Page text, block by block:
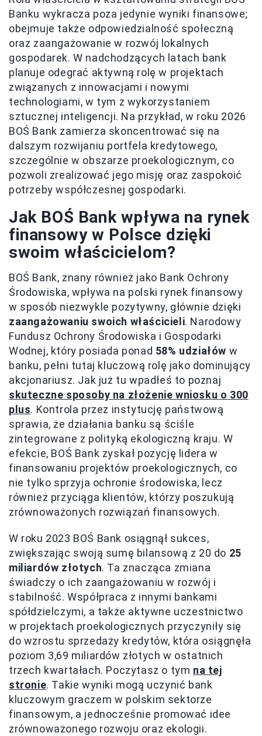
Banku wykracza poza jedynie wyniki finansowe;
obejmuje także odpowiedzialność społeczną
oraz zaangażowanie w rozwój lokalnych
gospodarek. W nadchodzących latach bank
planuje odegrać aktywną rolę w projektach
związanych z innowacjami i nowymi
technologiami, w tym z wykorzystaniem
sztucznej inteligencji. Na przykład, w roku 2026
BOŚ Bank zamierza skoncentrować się na
dalszym rozwijaniu portfela kredytowego,
szczególnie w obszarze proekologicznym, co
pozwoli zrealizować jego misję oraz zaspokoić
potrzeby współczesnej gospodarki.
Jak BOŚ Bank wpływa na rynek
finansowy w Polsce dzięki
swoim właścicielom?
BOŚ Bank, znany również jako Bank Ochrony
Środowiska, wpływa na polski rynek finansowy
w sposób niezwykle pozytywny, głównie dzięki
zaangażowaniu swoich właścicieli. Narodowy
Fundusz Ochrony Środowiska i Gospodarki
Wodnej, który posiada ponad 58% udziałów w
banku, pełni tutaj kluczową rolę jako dominujący
akcjonariusz. Jak już tu wpadłeś to poznaj
skuteczne sposoby na złożenie wniosku o 300
plus. Kontrola przez instytucję państwową
sprawia, że działania banku są ściśle
zintegrowane z polityką ekologiczną kraju. W
efekcie, BOŚ Bank zyskał pozycję lidera w
finansowaniu projektów proekologicznych, co
nie tylko sprzyja ochronie środowiska, lecz
również przyciąga klientów, którzy poszukują
zrównoważonych rozwiązań finansowych.
W roku 2023 BOŚ Bank osiągnął sukces,
zwiększając swoją sumę bilansową z 20 do 25
miliardów złotych. Ta znacząca zmiana
świadczy o ich zaangażowaniu w rozwój i
stabilność. Współpraca z innymi bankami
spółdzielczymi, a także aktywne uczestnictwo
w projektach proekologicznych przyczyniły się
do wzrostu sprzedaży kredytów, która osiągnęła
poziom 3,69 miliardów złotych w ostatnich
trzech kwartałach. Poczytasz o tym na tej
stronie. Takie wyniki mogą uczynić bank
kluczowym graczem w polskim sektorze
finansowym, a jednocześnie promować idee
zrównoważonego rozwoju oraz ekologii.